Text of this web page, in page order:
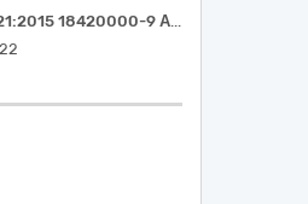
Рукавички код за ДК 021:2015 18420000-9 Аксесуари для одягу